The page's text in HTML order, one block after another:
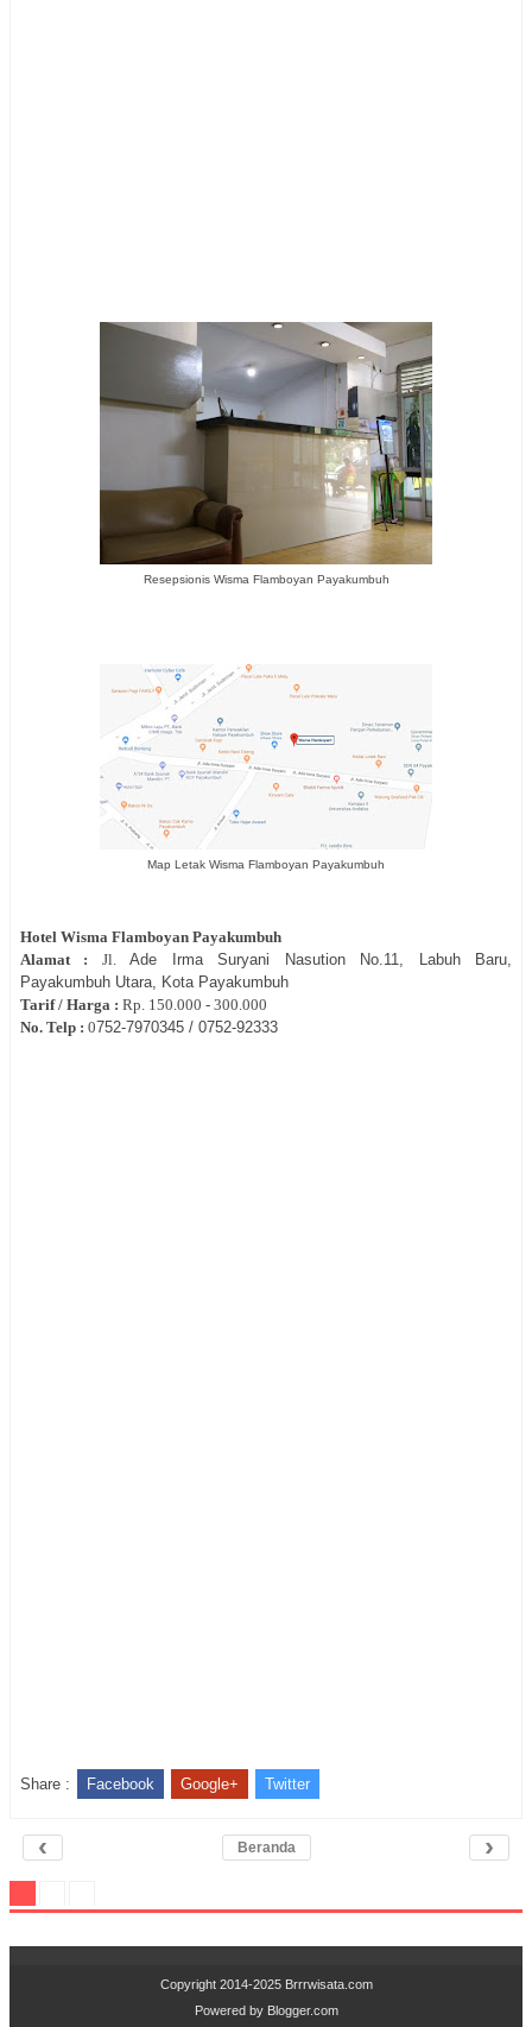
Resepsionis Wisma Flamboyan Payakumbuh
Map Letak Wisma Flamboyan Payakumbuh
Hotel Wisma Flamboyan Payakumbuh
Alamat :
Jl.Ade Irma Suryani Nasution No.11, Labuh Baru,
Payakumbuh Utara, Kota Payakumbuh
Tarif / Harga : Rp. 150.000 - 300.000
No. Telp : 0752-7970345 / 0752-92333
Share : Facebook Google+ Twitter
‹ ›
Beranda
Copyright 2014-2025 Brrrwisata.com
Powered by Blogger.com